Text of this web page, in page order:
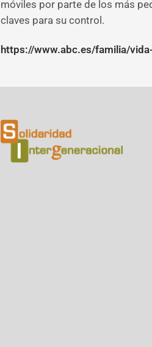
móviles por parte de los más
claves para su control.
https://www.abc.es/familia/